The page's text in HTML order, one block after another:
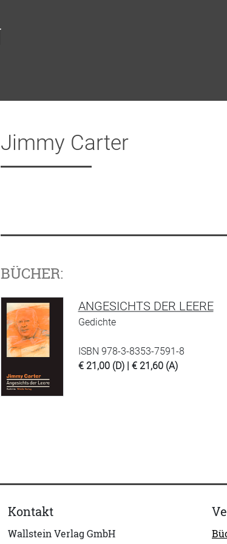
Jimmy Carter
BÜCHER:
ANGESICHTS DER LEERE
Gedichte
ISBN 978-3-8353-7591-8
€ 21,00 (D) | € 21,60 (A)
Kontakt
Wallstein Verlag GmbH